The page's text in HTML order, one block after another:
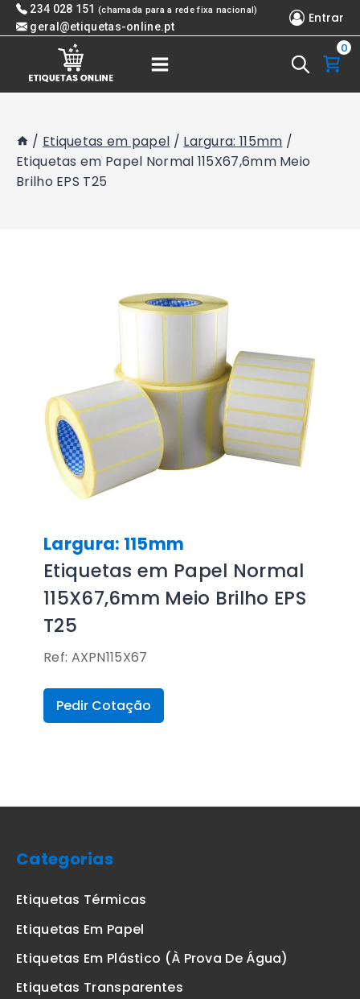
Skip 234 028 151 (chamada para a rede fixa nacional)
geral@etiquetas-online.pt
Entrar
0
/ Etiquetas em papel / Largura: 115mm /
Etiquetas em Papel Normal 115X67,6mm Meio
Brilho EPS T25
Largura: 115mm
Etiquetas em Papel Normal
115X67,6mm Meio Brilho EPS
T25
Ref: AXPN115X67
Pedir Cotação
Categorias
Etiquetas Térmicas
Etiquetas Em Papel
Etiquetas Em Plástico (à Prova De Água)
Etiquetas Transparentes